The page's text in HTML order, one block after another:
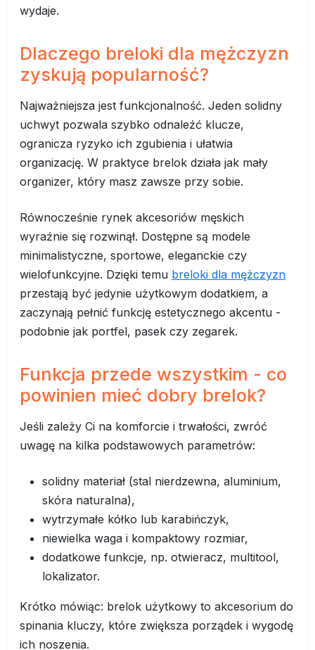
wydaje.
Dlaczego breloki dla mężczyzn
zyskują popularność?
Najważniejsza jest funkcjonalność. Jeden solidny
uchwyt pozwala szybko odnaleźć klucze,
ogranicza ryzyko ich zgubienia i ułatwia
organizację. W praktyce brelok działa jak mały
organizer, który masz zawsze przy sobie.
Równocześnie rynek akcesoriów męskich
wyraźnie się rozwinął. Dostępne są modele
minimalistyczne, sportowe, eleganckie czy
wielofunkcyjne. Dzięki temu breloki dla mężczyzn
przestają być jedynie użytkowym dodatkiem, a
zaczynają pełnić funkcję estetycznego akcentu -
podobnie jak portfel, pasek czy zegarek.
Funkcja przede wszystkim - co
powinien mieć dobry brelok?
Jeśli zależy Ci na komforcie i trwałości, zwróć
uwagę na kilka podstawowych parametrów:
solidny materiał (stal nierdzewna, aluminium,
skóra naturalna),
wytrzymałe kółko lub karabińczyk,
niewielka waga i kompaktowy rozmiar,
dodatkowe funkcje, np. otwieracz, multitool,
lokalizator.
Krótko mówiąc: brelok użytkowy to akcesorium do
spinania kluczy, które zwiększa porządek i wygodę
ich noszenia.